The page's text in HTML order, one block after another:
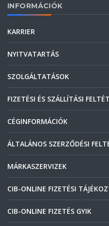
INFORMÁCIÓK
KARRIER
NYITVATARTÁS
SZOLGÁLTATÁSOK
FIZETÉSI ÉS SZÁLLÍTÁSI
CÉGINFORMÁCIÓK
ÁLTALÁNOS SZERZŐDÉSI
MÁRKASZERVIZEK
CIB-ONLINE FIZETÉSI
CIB-ONLINE FIZETÉS GYIK